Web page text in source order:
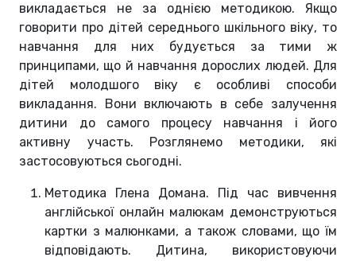
викладається не за однією методикою. Якщо
говорити про дітей середнього шкільного віку, то
навчання для них будується за тими ж
принципами, що й навчання дорослих людей. Для
дітей молодшого віку є особливі способи
викладання. Вони включають в себе залучення
дитини до самого процесу навчання і його
активну участь. Розглянемо методики, які
застосовуються сьогодні.
Методика Глена Домана. Під час вивчення
англійської онлайн малюкам демонструються
картки з малюнками, а також словами, що їм
відповідають. Дитина, використовуючи